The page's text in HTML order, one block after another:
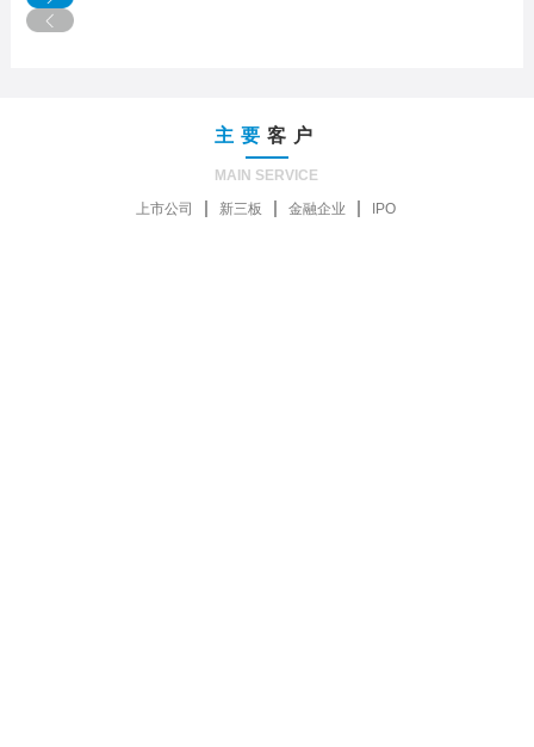
主要 客户
MAIN SERVICE
上市公司
新三板 金融企业 IPO